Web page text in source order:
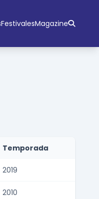
FestivalesMagazine
Temporada
2019
2010